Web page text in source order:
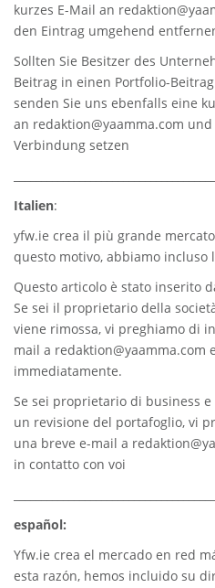
kurzes E-Mail an
den Eintrag umgehend
Sollten Sie Besitzer des
Beitrag in einen Portfolio-
senden Sie uns ebenfalls eine
an redaktion@yaamma.com
Verbindung setzen
Italien:
yfw.ie crea il più grande
questo motivo, abbiamo incluso
Questo articolo è stato inserito
Se sei il proprietario della
viene rimossa, vi preghiamo di
mail a redaktion@yaamma.com
immediatamente.
Se sei proprietario di business
un revisione del portafoglio, vi
una breve e-mail a
in contatto con voi
español:
Yfw.ie crea el mercado en red
esta razón, hemos incluido su